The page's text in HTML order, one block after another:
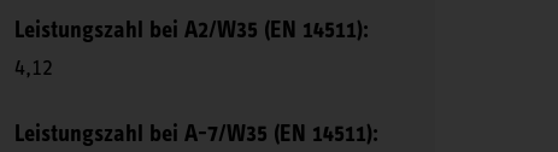
Leistungszahl bei A2/W35 (EN 14511):
4,12
Leistungszahl bei A-7/W35 (EN 14511):